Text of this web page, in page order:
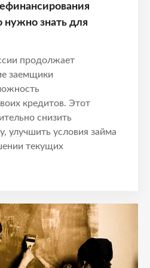
нужно знать для
продолжает
заемщики
кредитов. Этот
снизить
улучшить условия займа
текущих